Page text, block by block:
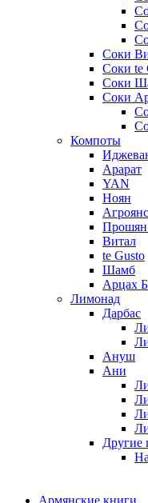
Соки
Соки te
Соки
Соки
Компоты
Арарат
YAN
Ноян
Агроянс
Витал
te Gusto
Шамб
Арцах
Лимонад
Дарбас
Ануш
Ани
Другие
Армянские книги